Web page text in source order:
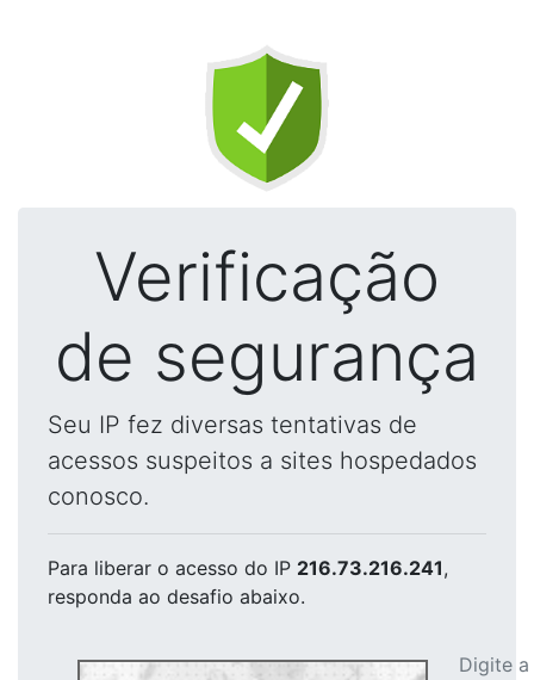
Verificação
de segurança
Seu IP fez diversas tentativas de
acessos suspeitos a sites hospedados
conosco.
Para liberar o acesso do IP 216.73.216.241,
responda ao desafio abaixo.
Digite